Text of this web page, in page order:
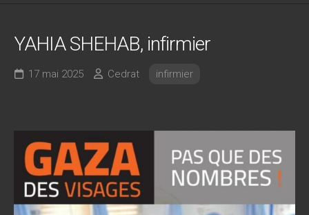
YAHIA SHEHAB, infirmier
17 mai 2025 Cedrat infirmier